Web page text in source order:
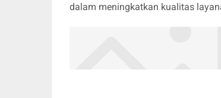
dalam meningkatkan kualitas